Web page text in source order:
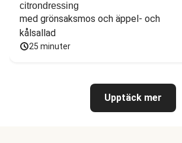
citrondressing
med grönsaksmos och äppel- och
kålsallad
25 minuter
Upptäck mer